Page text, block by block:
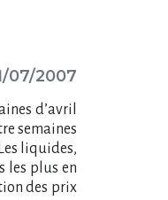
07/2007
d’avril
semaines
liquides,
les plus en
des prix